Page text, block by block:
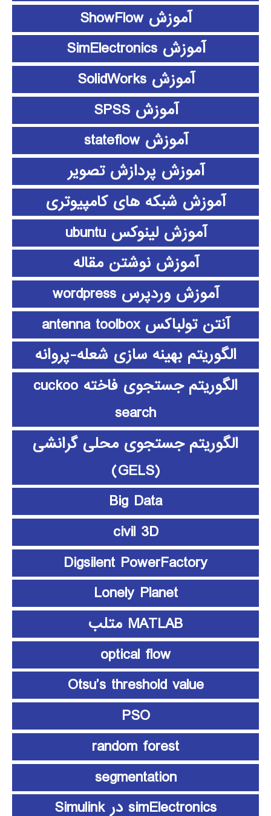
آموزش ShowFlow
آموزش SimElectronics
آموزش SolidWorks
آموزش SPSS
آموزش stateflow
آموزش پردازش تصویر
آموزش شبکه های کامپیوتری
آموزش لینوکس ubuntu
آموزش نوشتن مقاله
آموزش وردپرس wordpress
آنتن تولباکس antenna toolbox
الگوریتم بهینه سازی شعله-پروانه
الگوریتم جستجوی فاخته cuckoo
search
الگوریتم جستجوی محلی گرانشی
(GELS)
Big Data
civil 3D
Digsilent PowerFactory
Lonely Planet
MATLAB متلب
optical flow
Otsu’s threshold value
PSO
random forest
segmentation
simElectronics در Simulink